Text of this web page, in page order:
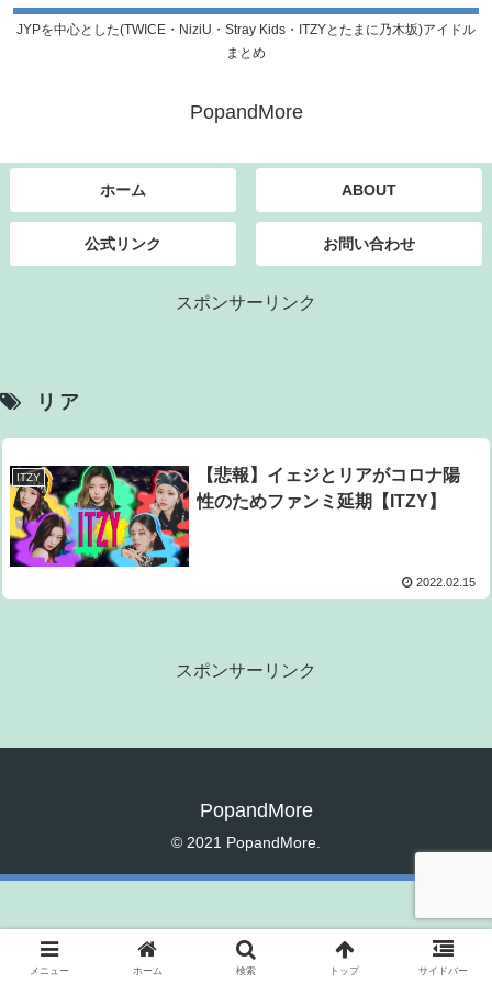
JYPを中心とした(TWICE・NiziU・Stray Kids・ITZYとたまに乃木坂)アイドル
まとめ
PopandMore
ホーム ABOUT
公式リンク お問い合わせ
スポンサーリンク
リア
ITZY
【悲報】イェジとリアがコロナ陽
性のためファンミ延期【ITZY】
2022.02.15
スポンサーリンク
PopandMore
© 2021 PopandMore.
メニュー ホーム 検索 トップ サイドバー